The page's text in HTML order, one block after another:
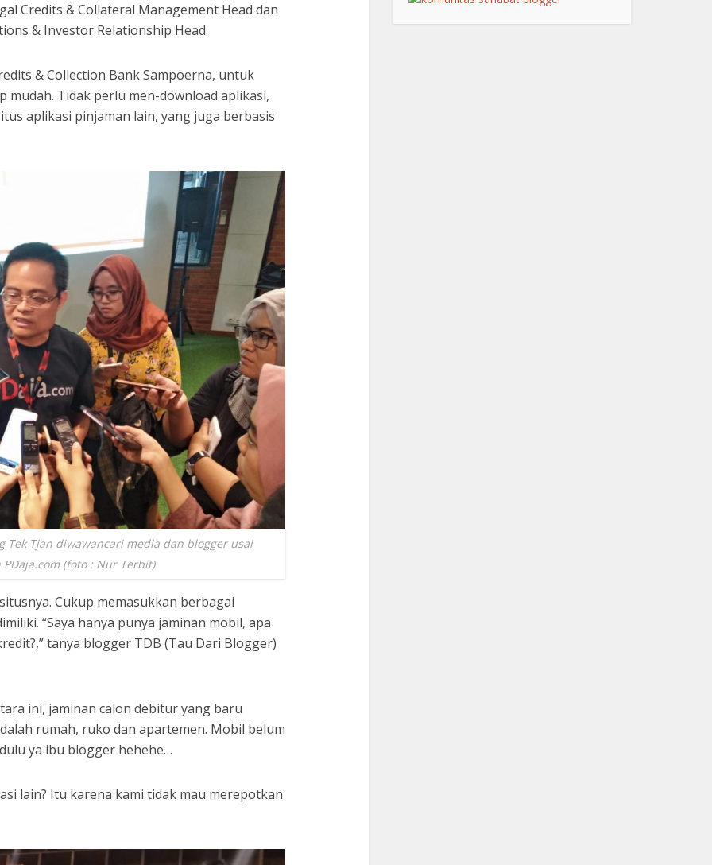
Credits & Collateral Management Head dan
& Investor Relationship Head.
& Collection Bank Sampoerna, untuk
mudah. Tidak perlu men-download aplikasi,
aplikasi pinjaman lain, yang juga berbasis
Tek Tjan diwawancari media dan blogger usai
(foto : Nur Terbit)
Cukup memasukkan berbagai
“Saya hanya punya jaminan mobil, apa
tanya blogger TDB (Tau Dari Blogger)
ini, jaminan calon debitur yang baru
rumah, ruko dan apartemen. Mobil belum
ya ibu blogger hehehe…
lain? Itu karena kami tidak mau merepotkan